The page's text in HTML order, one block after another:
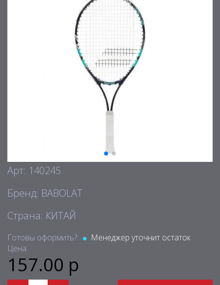
Арт: 140245
Бренд: BABOLAT
Страна: КИТАЙ
Готовы оформить?:
Менеджер уточнит остаток
Цена:
157.00 р